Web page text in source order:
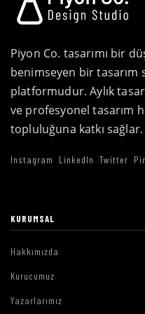
Piyon Co. tasarımı bir
benimseyen bir tasarım
platformudur. Aylık
ve profesyonel tasarım
topluluğuna katkı sağlar.
Instagram LinkedIn Twitter
KURUMSAL
Hakkımızda
Kurucumuz
Yazarlarımız